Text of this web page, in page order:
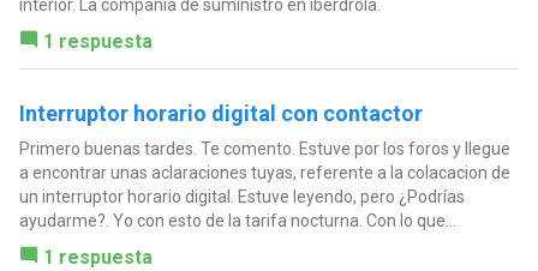
interior. La compañía de suministro en iberdrola.
1 respuesta
Interruptor horario digital con contactor
Primero buenas tardes. Te comento. Estuve por los foros y llegue
a encontrar unas aclaraciones tuyas, referente a la colacacion de
un interruptor horario digital. Estuve leyendo, pero ¿Podrías
ayudarme?. Yo con esto de la tarifa nocturna. Con lo que...
1 respuesta